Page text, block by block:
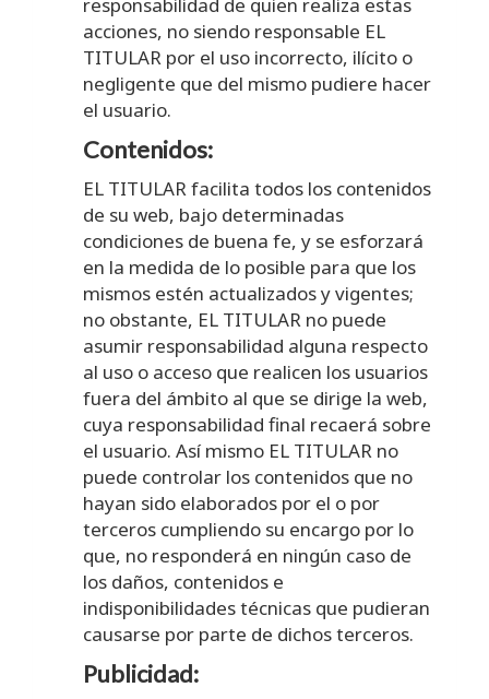
acciones, no siendo responsable EL
TITULAR por el uso incorrecto, ilícito o
negligente que del mismo pudiere hacer
el usuario.
Contenidos:
EL TITULAR facilita todos los contenidos
de su web, bajo determinadas
condiciones de buena fe, y se esforzará
en la medida de lo posible para que los
mismos estén actualizados y vigentes;
no obstante, EL TITULAR no puede
asumir responsabilidad alguna respecto
al uso o acceso que realicen los usuarios
fuera del ámbito al que se dirige la web,
cuya responsabilidad final recaerá sobre
el usuario. Así mismo EL TITULAR no
puede controlar los contenidos que no
hayan sido elaborados por el o por
terceros cumpliendo su encargo por lo
que, no responderá en ningún caso de
los daños, contenidos e
indisponibilidades técnicas que pudieran
causarse por parte de dichos terceros.
Publicidad: